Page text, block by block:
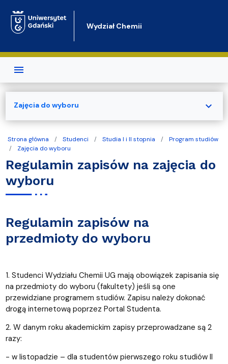
Wydział Chemii
Strona główna Studenci Studia I i II stopnia
Program studiów
Zajęcia do wyboru
Regulamin zapisów na zajęcia do
wyboru
Regulamin zapisów na
przedmioty do wyboru
1. Studenci Wydziału Chemii UG mają obowiązek zapisania się
na przedmioty do wyboru (fakultety) jeśli są one
przewidziane programem studiów. Zapisu należy dokonać
drogą internetową poprzez Portal Studenta.
2. W danym roku akademickim zapisy przeprowadzane są 2
razy:
- w listopadzie – dla studentów pierwszego roku studiów II
Zajęcia do wyboru expand_more